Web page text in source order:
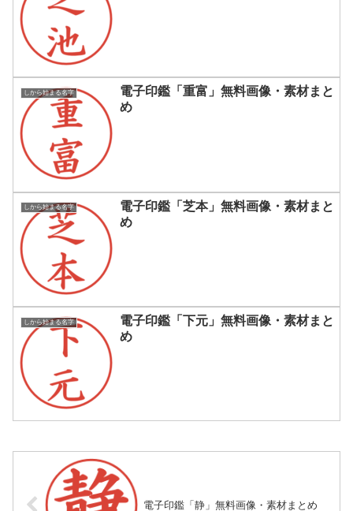
しから始まる名字
電子印鑑「重富」無料画像・素材まと
め
しから始まる名字
電子印鑑「芝本」無料画像・素材まと
め
しから始まる名字
電子印鑑「下元」無料画像・素材まと
め
電子印鑑「静」無料画像・素材まとめ